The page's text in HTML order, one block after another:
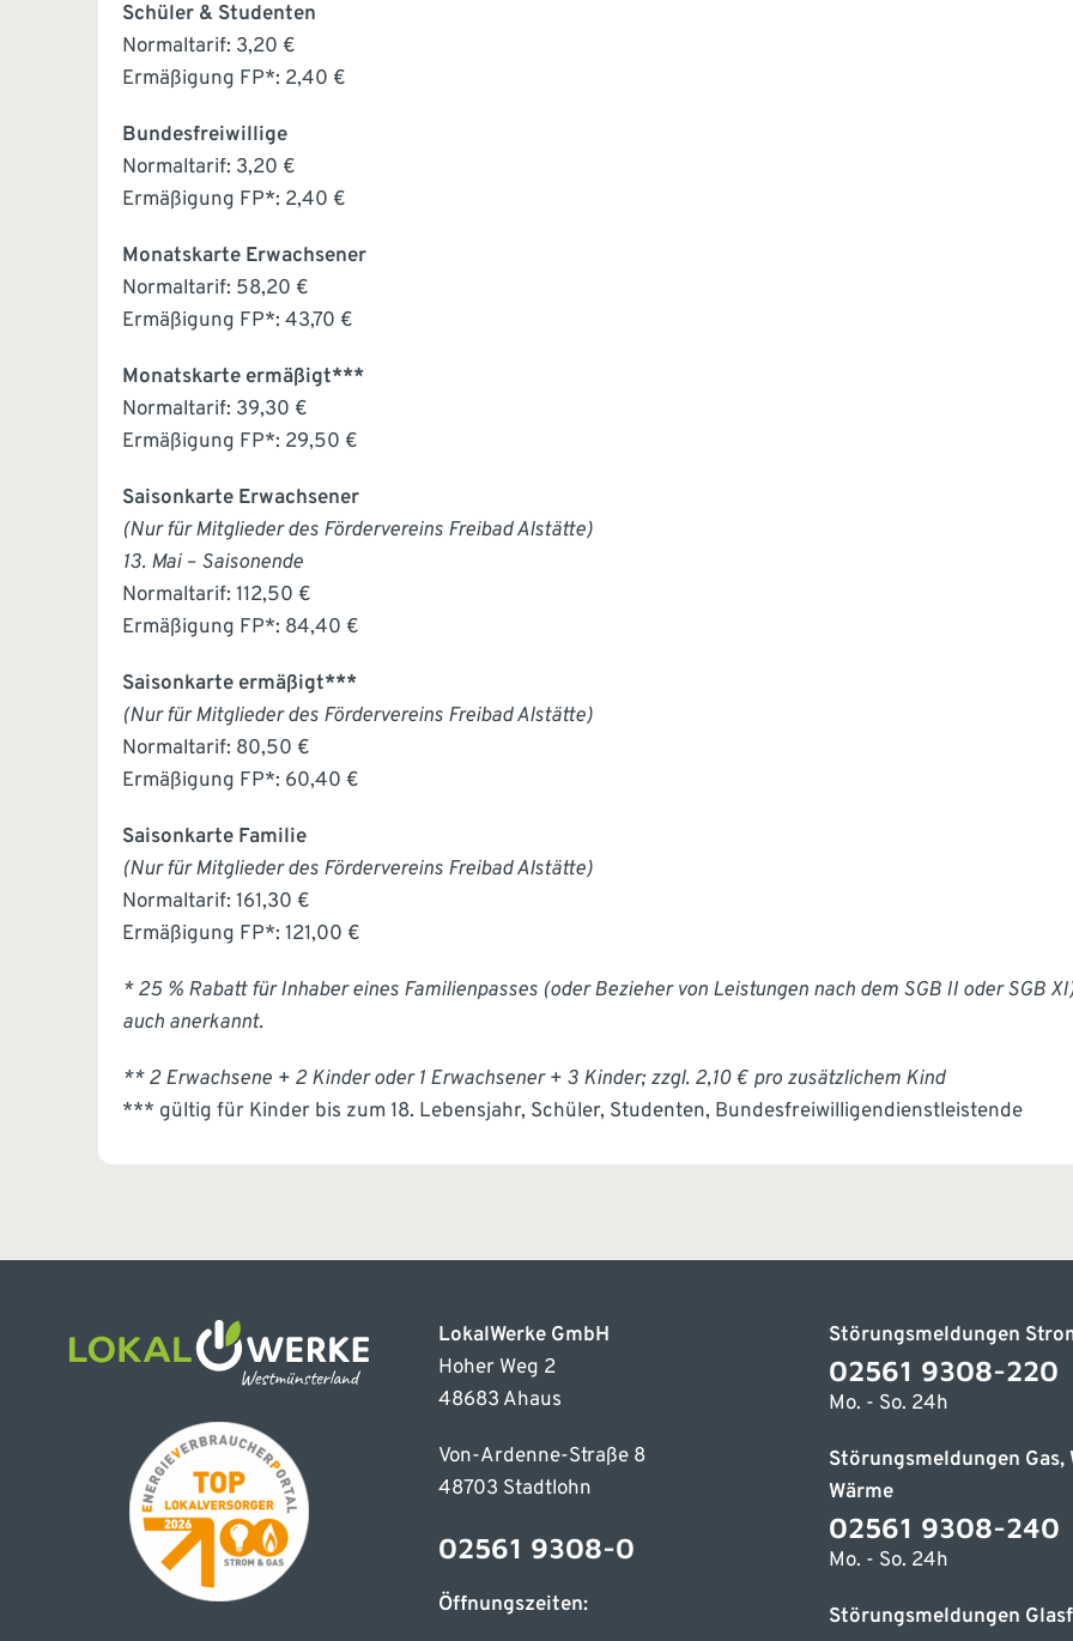
Schüler & Studenten
Normaltarif: 3,20 €
Ermäßigung FP*: 2,40 €
Bundesfreiwillige
Normaltarif: 3,20 €
Ermäßigung FP*: 2,40 €
Monatskarte Erwachsener
Normaltarif: 58,20 €
Ermäßigung FP*: 43,70 €
Monatskarte ermäßigt***
Normaltarif: 39,30 €
Ermäßigung FP*: 29,50 €
Saisonkarte Erwachsener
(Nur für Mitglieder des Fördervereins Freibad Alstätte)
13. Mai – Saisonende
Normaltarif: 112,50 €
Ermäßigung FP*: 84,40 €
Saisonkarte ermäßigt***
(Nur für Mitglieder des Fördervereins Freibad Alstätte)
Normaltarif: 80,50 €
Ermäßigung FP*: 60,40 €
Saisonkarte Familie
(Nur für Mitglieder des Fördervereins Freibad Alstätte)
Normaltarif: 161,30 €
Ermäßigung FP*: 121,00 €
* 25 % Rabatt für Inhaber eines Familienpasses (oder Bezieher von Leistungen nach dem SGB II oder SGB
auch anerkannt.
** 2 Erwachsene + 2 Kinder oder 1 Erwachsener + 3 Kinder; zzgl. 2,10 € pro zusätzlichem Kind
*** gültig für Kinder bis zum 18. Lebensjahr, Schüler, Studenten, Bundesfreiwilligendienstleistende
LokalWerke GmbH
Hoher Weg 2
48683 Ahaus
Von-Ardenne-Straße 8
48703 Stadtlohn
02561 9308-0
Öffnungszeiten:
Störungsmeldungen
02561 9308-220
Mo. - So. 24h
Störungsmeldungen Gas,
Wärme
02561 9308-240
Mo. - So. 24h
Störungsmeldungen